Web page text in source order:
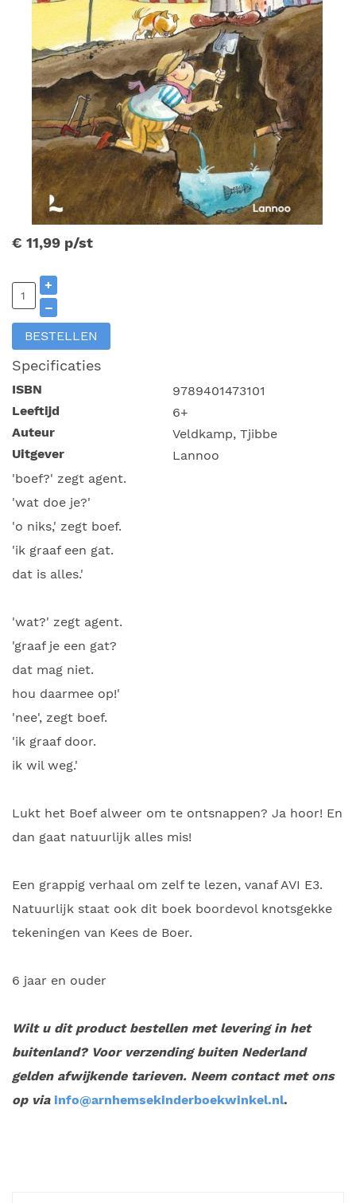
€ 11,99 p/st
+
–
BESTELLEN
Specificaties
ISBN
9789401473101
Leeftijd
6+
Auteur
Veldkamp, Tjibbe
Uitgever
Lannoo
'boef?' zegt agent.
'wat doe je?'
'o niks,' zegt boef.
'ik graaf een gat.
dat is alles.'
'wat?' zegt agent.
'graaf je een gat?
dat mag niet.
hou daarmee op!'
'nee', zegt boef.
'ik graaf door.
ik wil weg.'
Lukt het Boef alweer om te ontsnappen? Ja hoor! En
dan gaat natuurlijk alles mis!
Een grappig verhaal om zelf te lezen, vanaf AVI E3.
Natuurlijk staat ook dit boek boordevol knotsgekke
tekeningen van Kees de Boer.
6 jaar en ouder
Wilt u dit product bestellen met levering in het
buitenland? Voor verzending buiten Nederland
gelden afwijkende tarieven. Neem contact met ons
op via info@arnhemsekinderboekwinkel.nl.